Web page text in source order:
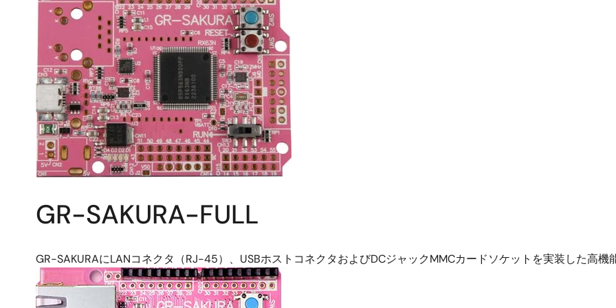
GR-SAKURA-FULL
GR-SAKURAにLANコネクタ（RJ-45）、USBホストコネクタおよびDCジャックMMCカードソケットを実装した高機